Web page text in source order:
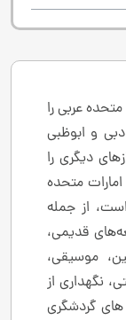
عربی را
و ابوظبی
دیگری را
متحده
از جمله
قدیمی،
موسیقی،
نگهداری از
گردشگری